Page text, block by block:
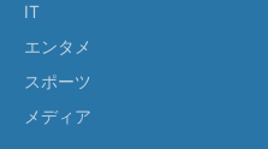
IT
エンタメ
スポーツ
メディア